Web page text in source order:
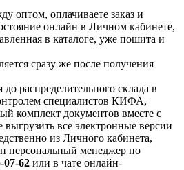
оптом, оплачиваете заказ и
онлайн в Личном кабинете,
в каталоге, уже пошита и
сразу же после получения
распределительного склада в
специалистов КИФА,
комплект документов вместе с
выгрузить все электронные версии
из Личного кабинета,
персональный менеджер по
07-62 или в чате онлайн-